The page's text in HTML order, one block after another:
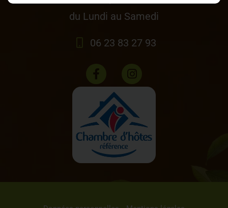
du Lundi au Samedi
06 23 83 27 93